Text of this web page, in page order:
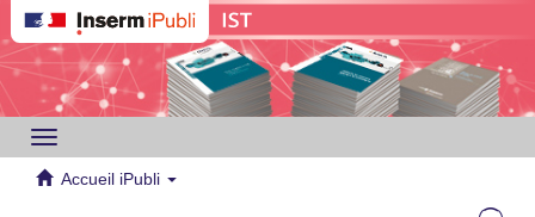
Toggle
navigation
Accueil iPubli